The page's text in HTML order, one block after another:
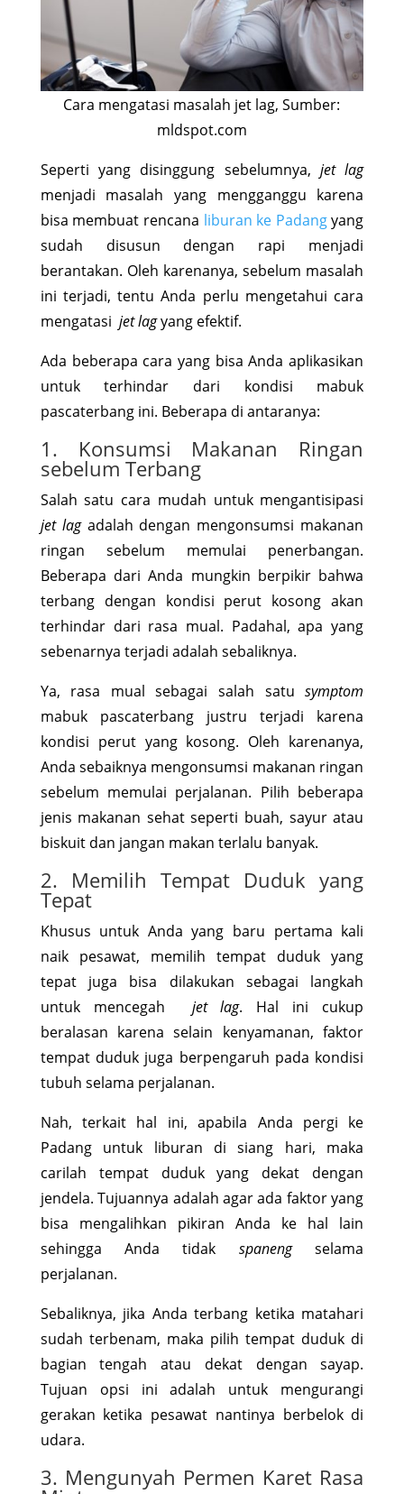
Cara mengatasi masalah jet lag, Sumber:
mldspot.com
Seperti yang disinggung sebelumnya, jet lag
menjadi masalah yang mengganggu karena
bisa membuat rencana liburan ke Padangyang
sudah disusun dengan rapi menjadi
berantakan. Oleh karenanya, sebelum masalah
ini terjadi, tentu Anda perlu mengetahui cara
mengatasi jet lagyang efektif.
Ada beberapa cara yang bisa Anda aplikasikan
untuk terhindar dari kondisi mabuk
pascaterbang ini. Beberapa di antaranya:
1. Konsumsi Makanan Ringan
sebelum Terbang
Salah satu cara mudah untuk mengantisipasi
jet lagadalah dengan mengonsumsi makanan
ringan sebelum memulai penerbangan.
Beberapa dari Anda mungkin berpikir bahwa
terbang dengan kondisi perut kosong akan
terhindar dari rasa mual. Padahal, apa yang
sebenarnya terjadi adalah sebaliknya.
Ya, rasa mual sebagai salah satusymptom
mabuk pascaterbang justru terjadi karena
kondisi perut yang kosong. Oleh karenanya,
Anda sebaiknya mengonsumsi makanan ringan
sebelum memulai perjalanan. Pilih beberapa
jenis makanan sehat seperti buah, sayur atau
biskuit dan jangan makan terlalu banyak.
2. Memilih Tempat Duduk yang
Tepat
Khusus untuk Anda yang baru pertama kali
naik pesawat, memilih tempat duduk yang
tepat juga bisa dilakukan sebagai langkah
untuk mencegah jet lag. Hal ini cukup
beralasan karena selain kenyamanan, faktor
tempat duduk juga berpengaruh pada kondisi
tubuh selama perjalanan.
Nah, terkait hal ini, apabila Anda pergi ke
Padang untuk liburan di siang hari, maka
carilah tempat duduk yang dekat dengan
jendela. Tujuannya adalah agar ada faktor yang
bisa mengalihkan pikiran Anda ke hal lain
sehingga Anda tidak spanengselama
perjalanan.
Sebaliknya, jika Anda terbang ketika matahari
sudah terbenam, maka pilih tempat duduk di
bagian tengah atau dekat dengan sayap.
Tujuan opsi ini adalah untuk mengurangi
gerakan ketika pesawat nantinya berbelok di
udara.
3. Mengunyah Permen Karet Rasa